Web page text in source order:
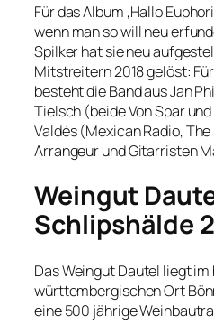
Für das Album ‚Hallo
wenn man so will neu
Spilker hat sie neu
Mitstreitern 2018 gelöst:
besteht die Band aus Jan
Tielsch (beide Von Spar
Valdés (Mexican Radio,
Arrangeur und Gitarristen
Weingut
Schlipshälde
Das Weingut Dautel liegt
württembergischen Ort
eine 500 jährige